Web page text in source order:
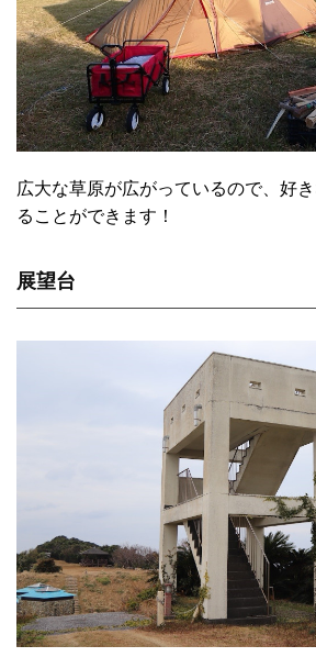
広大な草原が広がっているので、好
ることができます！
展望台